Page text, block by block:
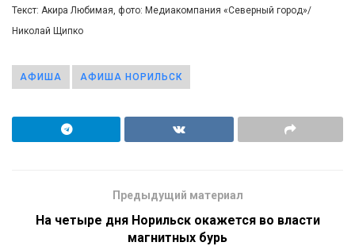
Текст: Акира Любимая, фото: Медиакомпания «Северный город»/
Николай Щипко
АФИША АФИША НОРИЛЬСК
Предыдущий материал
На четыре дня Норильск окажется во власти
магнитных бурь